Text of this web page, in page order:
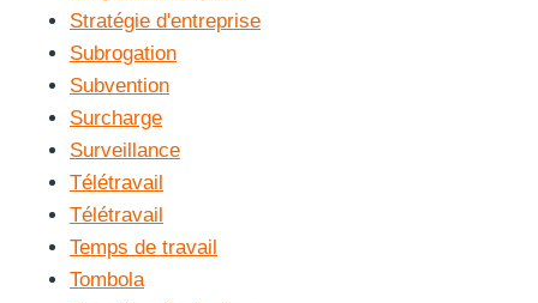
Stratégie d'entreprise
Subrogation
Subvention
Surcharge
Surveillance
Télétravail
Télétravail
Temps de travail
Tombola